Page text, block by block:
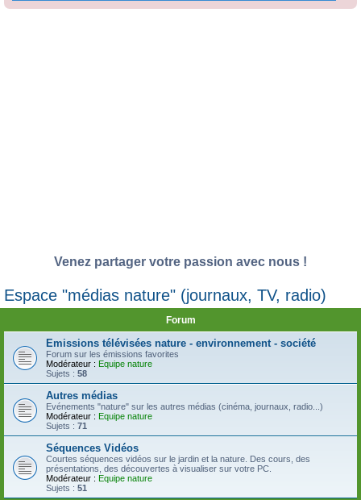
Venez partager votre passion avec nous !
Espace "médias nature" (journaux, TV, radio)
Forum
Emissions télévisées nature - environnement - société
Forum sur les émissions favorites
Modérateur : Equipe nature
Sujets : 58
Autres médias
Evénements "nature" sur les autres médias (cinéma, journaux, radio...)
Modérateur : Equipe nature
Sujets : 71
Séquences Vidéos
Courtes séquences vidéos sur le jardin et la nature. Des cours, des
présentations, des découvertes à visualiser sur votre PC.
Modérateur : Equipe nature
Sujets : 51